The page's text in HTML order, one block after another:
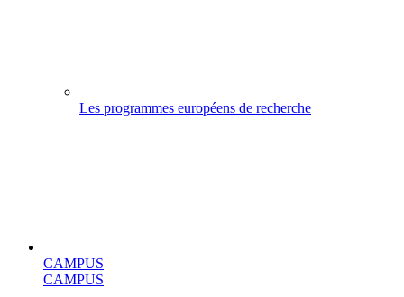
Les programmes européens de recherche
CAMPUS
CAMPUS